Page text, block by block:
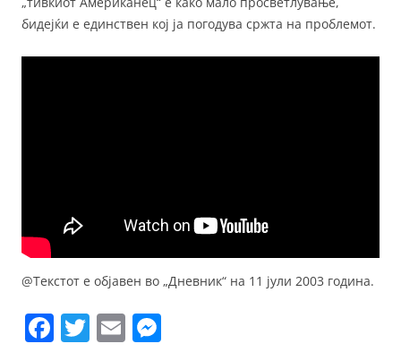
бидејќи е единствен кој ја погодува сржта на проблемот.
@Текстот е објавен во „Дневник“ на 11 јули 2003 година.
F T E